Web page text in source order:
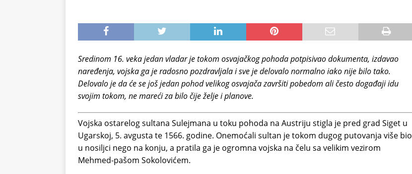
Sredinom 16. veka jedan vladar je tokom osvajačkog pohoda potpisivao dokumenta, izdavao
naređenja, vojska ga je radosno pozdravljala i sve je delovalo normalno iako nije bilo tako.
Delovalo je da će se još jedan pohod velikog osvajača završiti pobedom ali često događaji idu
svojim tokom, ne mareći za bilo čije želje i planove.
Vojska ostarelog sultana Sulejmana u toku pohoda na Austriju stigla je pred grad Siget u
Ugarskoj, 5. avgusta te 1566. godine. Onemoćali sultan je tokom dugog putovanja više bio
u nosiljci nego na konju, a pratila ga je ogromna vojska na čelu sa velikim vezirom
Mehmed-pašom Sokolovićem.